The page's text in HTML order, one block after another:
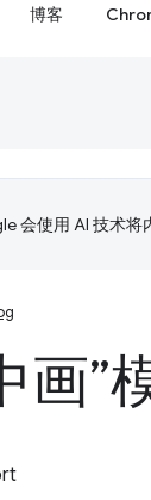
博客
会使用 AI 技术将
画”